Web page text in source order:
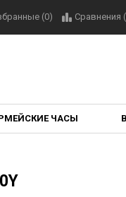
(0) Сравнения (
ЧАСЫ